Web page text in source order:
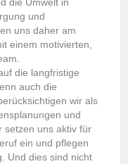
und
uns daher am
einem motivierten,
die langfristige
auch die
wir als
und
setzen uns aktiv für
ein und pflegen
Und dies sind nicht